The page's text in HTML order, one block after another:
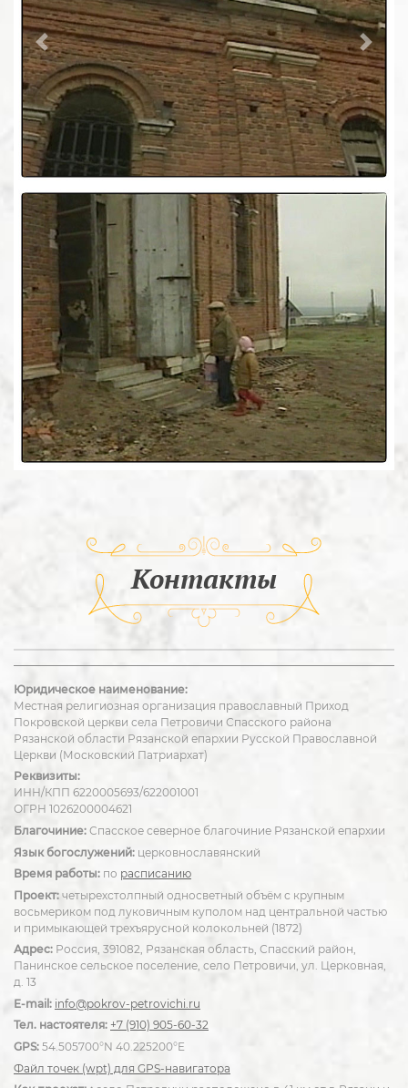
Previous Next
Контакты
Юридическое наименование:
Местная религиозная организация православный Приход
Покровской церкви села Петровичи Спасского района
Рязанской области Рязанской епархии Русской Православной
Церкви (Московский Патриархат)
Реквизиты:
ИНН/КПП 6220005693/622001001
ОГРН 1026200004621
Благочиние: Спасское северное благочиние Рязанской епархии
Язык богослужений: церковнославянский
Время работы: по расписанию
Проект: четырехстолпный односветный объём с крупным
восьмериком под луковичным куполом над центральной частью
и примыкающей трехъярусной колокольней (1872)
Адрес: Россия, 391082, Рязанская область, Спасский район,
Панинское сельское поселение, село Петровичи, ул. Церковная,
д. 13
E-mail: info@pokrov-petrovichi.ru
Тел. настоятеля: +7 (910) 905-60-32
GPS: 54.505700°N 40.225200°E
Файл точек (wpt) для GPS-навигатора